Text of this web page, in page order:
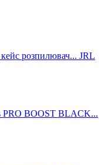
розпилювач... JRL
BOOST BLACK...